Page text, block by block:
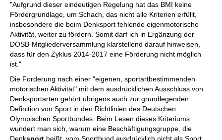
"Aufgrund dieser eindeutigen Regelung hat das BMI keine
Fördergrundlage, um Schach, das nicht alle Kriterien erfüllt,
insbesondere die beim Denksport fehlende eigenmotorische
Aktivität, weiter zu fördern. Somit darf ich in Ergänzung der
DOSB-Mitgliederversammlung klarstellend darauf hinweisen,
dass für den Zyklus 2014-2017 eine Förderung nicht möglich
ist."
Die Forderung nach einer "eigenen, sportartbestimmenden
motorischen Aktivität" mit dem ausdrücklichen Ausschluss von
Denksportarten gehört übrigens auch zur grundlegenden
Definition von Sport in den Richtlinien des Deutschen
Olympischen Sportbundes. Beim Lesen dieses Kriteriums
wundert man sich, warum eine Beschäftigungsgruppe, die